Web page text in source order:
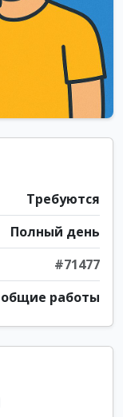
Требуются
Полный день
#71477
общие работы